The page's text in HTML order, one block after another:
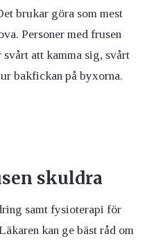
brukar göra som mest
Personer med frusen
att kamma sig, svårt
bakfickan på byxorna.
skuldra
samt fysioterapi för
kan ge bäst råd om